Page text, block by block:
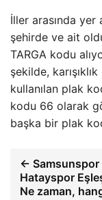
İller arasında yer
şehirde ve ait
TARGA kodu
şekilde,
kullanılan plak
kodu 66 olarak
başka bir plak
← Samsunspor
Hatayspor
Ne zaman,